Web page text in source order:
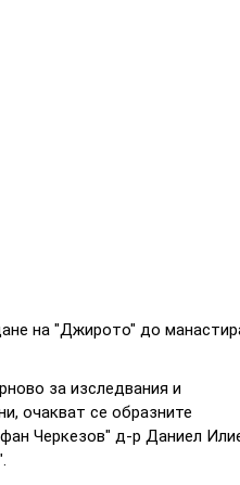
на "Джирото" до
за изследвания и
очакват се образните
Черкезов" д-р Даниел